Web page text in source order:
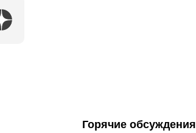
Горячие обсуждения